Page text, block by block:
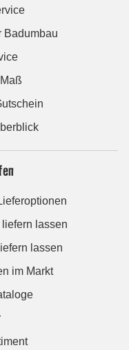
Badumbau
lassen
lassen
im Markt